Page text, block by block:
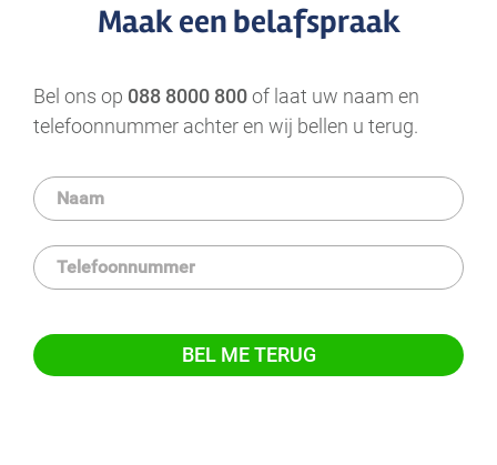
Maak een belafspraak
Bel ons op 088 8000 800of laat uw naam en
telefoonnummer achter en wij bellen u terug.